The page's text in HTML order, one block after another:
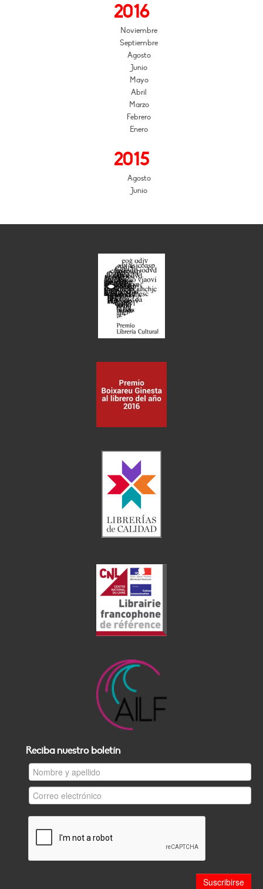
2016
Noviembre
Septiembre
Agosto
Junio
Mayo
Abril
Marzo
Febrero
Enero
2015
Agosto
Junio
Reciba nuestro boletín